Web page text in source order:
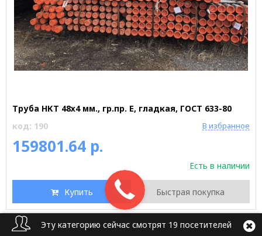
Труба НКТ 48х4 мм., гр.пр. Е, гладкая, ГОСТ 633-80
код: 190
В избранное
159801.64 р.
Есть в наличии
Купить Быстрая покупка
Эту категорию сейчас смотрят 19 посетителей